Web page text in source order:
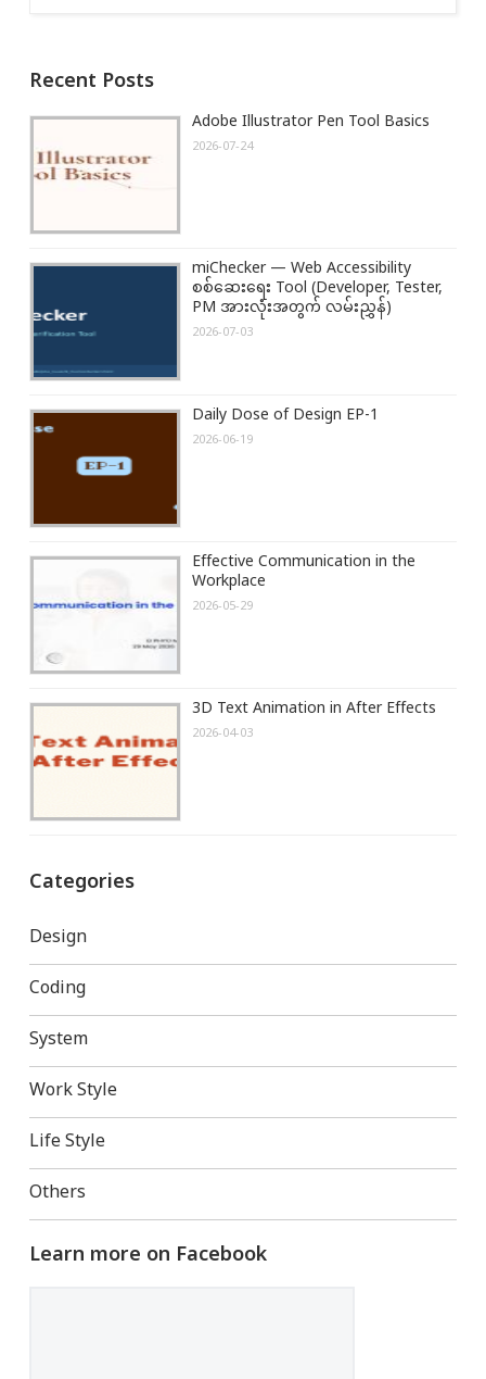
Recent Posts
Adobe Illustrator Pen Tool Basics
2026-07-24
miChecker — Web Accessibility
စစ်ဆေးရေး Tool (Developer, Tester,
PM အားလုံးအတွက် လမ်းညွှန်)
2026-07-03
Daily Dose of Design EP-1
2026-06-19
Effective Communication in the
Workplace
2026-05-29
3D Text Animation in After Effects
2026-04-03
Categories
Design
Coding
System
Work Style
Life Style
Others
Learn more on Facebook